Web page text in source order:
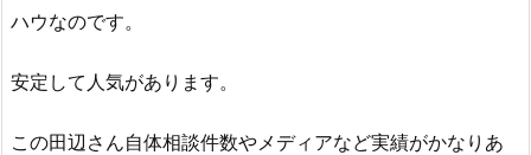
ハウなのです。
安定して人気があります。
この田辺さん自体相談件数やメディアなど実績がかなりあ